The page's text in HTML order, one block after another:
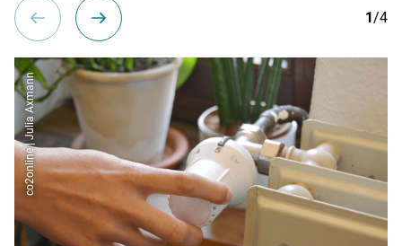
co2online | Julia Axmann
1/4